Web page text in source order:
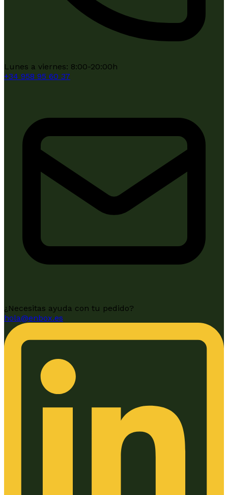
Lunes a viernes: 8:00-20:00h
+34 958 95 60 37
¿Necesitas ayuda con tu pedido?
hola@enbox.es